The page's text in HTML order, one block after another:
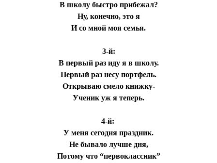
В школу быстро прибежал?
Ну, конечно, это я
И со мной моя семья.
3-й:
В первый раз иду я в школу.
Первый раз несу портфель.
Открываю смело книжку-
Ученик уж я теперь.
4-й:
У меня сегодня праздник.
Не бывало лучше дня,
Потому что “первоклассник”